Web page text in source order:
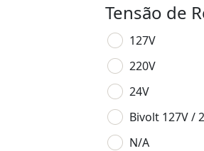
Tensão de
127V
220V
24V
Bivolt 127V /
N/A